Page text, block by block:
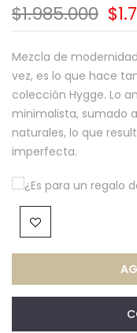
$1.985.000
Mezcla de
vez, es lo que hace
colección Hygge. Lo
minimalista, sumado
naturales, lo que
imperfecta.
¿Es para un regalo